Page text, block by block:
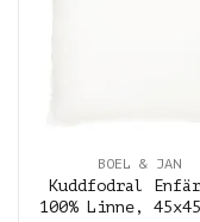
BOEL & JAN
Kuddfodral
100% Linne,